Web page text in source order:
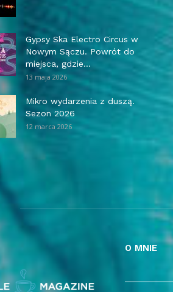
Gypsy Ska Electro Circus w
Nowym Sączu. Powrót do
miejsca, gdzie...
13 maja 2026
Mikro wydarzenia z duszą.
Sezon 2026
12 marca 2026
O MNIE